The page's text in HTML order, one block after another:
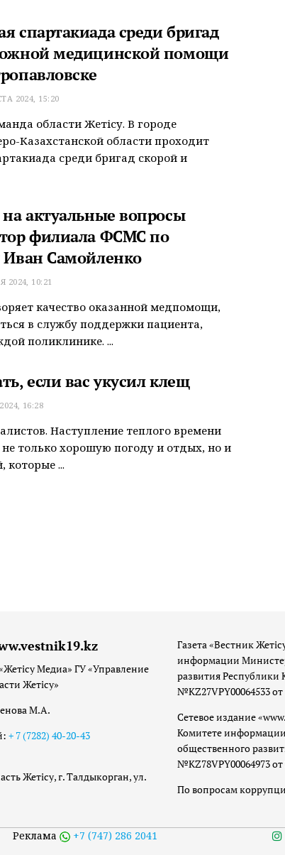
спартакиада среди бригад
медицинской помощи
2024, 15:20
области Жетісу. В городе
Казахстанской области проходит
среди бригад скорой и
актуальные вопросы
филиала ФСМС по
Иван Самойленко
2024, 10:21
качество оказанной медпомощи,
в службу поддержки пациента,
поликлинике. ...
если вас укусил клещ
16:28
Наступление теплого времени
не только хорошую погоду и отдых, но и
которые ...
Медиа» ГУ «Управление
Жетісу»
М.А.
+ 7 (7282) 40-20-43
Жетісу, г. Талдыкорган, ул.
Газета «Вестник
информации
развития Республики
№KZ27VPY00064533 от
Сетевое издание
Комитете
общественного
№KZ78VPY00064973 от
По вопросам
Реклама +7 (747) 286 2041